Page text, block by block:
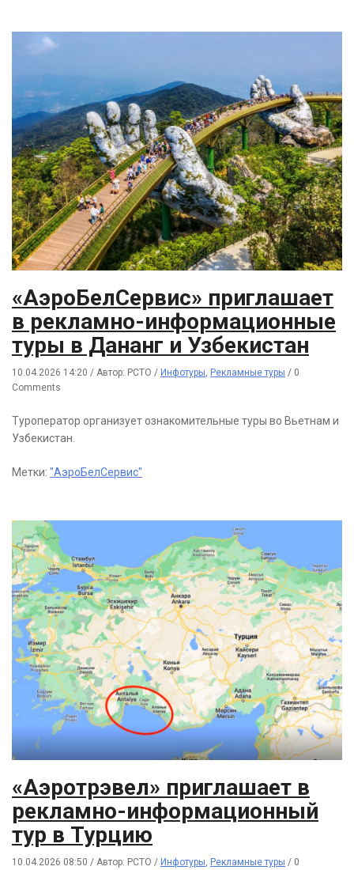
«АэроБелСервис» приглашает
в рекламно-информационные
туры в Дананг и Узбекистан
10.04.2026 14:20 / Автор: РСТО / Инфотуры, Рекламные туры / 0
Comments
Туроператор организует ознакомительные туры во Вьетнам и
Узбекистан.
Метки: "АэроБелСервис"
«Аэротрэвел» приглашает в
рекламно-информационный
тур в Турцию
10.04.2026 08:50 / Автор: РСТО / Инфотуры, Рекламные туры / 0